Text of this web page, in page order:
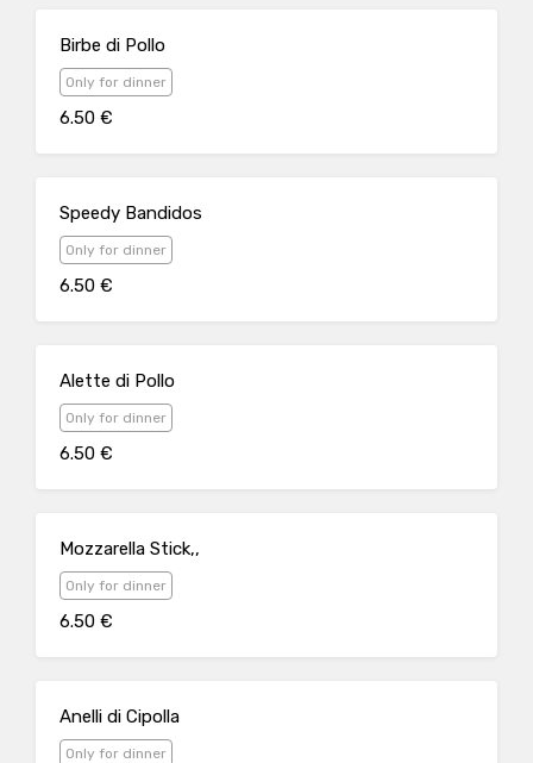
Birbe di Pollo
Only for dinner
6.50 €
Speedy Bandidos
Only for dinner
6.50 €
Alette di Pollo
Only for dinner
6.50 €
Mozzarella Stick,,
Only for dinner
6.50 €
Anelli di Cipolla
Only for dinner